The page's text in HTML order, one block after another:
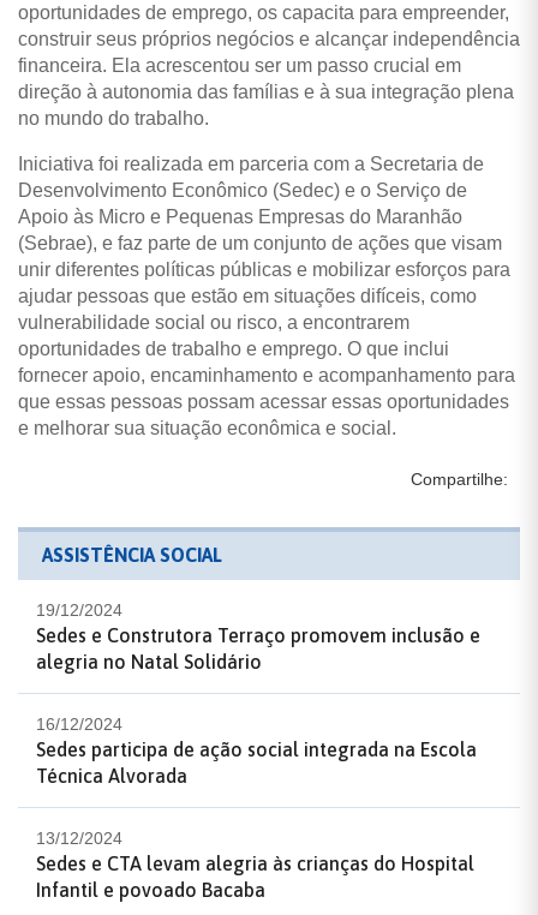
oportunidades de emprego, os capacita para empreender,
construir seus próprios negócios e alcançar independência
financeira. Ela acrescentou ser um passo crucial em
direção à autonomia das famílias e à sua integração plena
no mundo do trabalho.
Iniciativa foi realizada em parceria com a Secretaria de
Desenvolvimento Econômico (Sedec) e o Serviço de
Apoio às Micro e Pequenas Empresas do Maranhão
(Sebrae), e faz parte de um conjunto de ações que visam
unir diferentes políticas públicas e mobilizar esforços para
ajudar pessoas que estão em situações difíceis, como
vulnerabilidade social ou risco, a encontrarem
oportunidades de trabalho e emprego. O que inclui
fornecer apoio, encaminhamento e acompanhamento para
que essas pessoas possam acessar essas oportunidades
e melhorar sua situação econômica e social.
Compartilhe:
ASSISTÊNCIA SOCIAL
19/12/2024
Sedes e Construtora Terraço promovem inclusão e
alegria no Natal Solidário
16/12/2024
Sedes participa de ação social integrada na Escola
Técnica Alvorada
13/12/2024
Sedes e CTA levam alegria às crianças do Hospital
Infantil e povoado Bacaba